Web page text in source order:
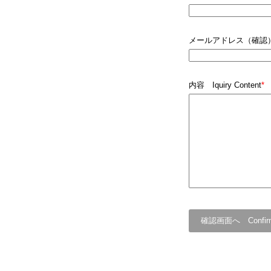
メールアドレス（確
内容 Iquiry Content*
確認画面へ